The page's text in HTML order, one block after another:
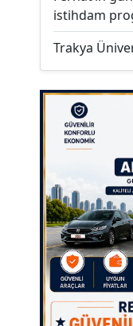
istihdam
Trakya